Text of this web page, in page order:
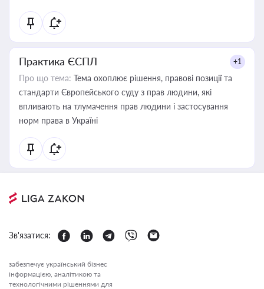
Практика ЄСПЛ +1
Про що тема: Тема охоплює рішення, правові позиції та
стандарти Європейського суду з прав людини, які
впливають на тлумачення прав людини і застосування
норм права в Україні
Зв'язатися:
забезпечує український бізнес
інформацією, аналітикою та
технологічними рішеннями для